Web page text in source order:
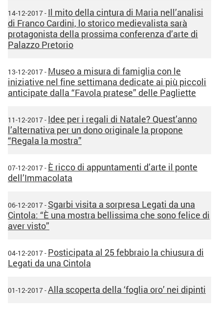
14-12-2017 - Il mito della cintura di Maria nell’analisi
di Franco Cardini, lo storico medievalista sarà
protagonista della prossima conferenza d’arte di
Palazzo Pretorio
13-12-2017 - Museo a misura di famiglia con le
iniziative nel fine settimana dedicate ai più piccoli
anticipate dalla “Favola pratese” delle Pagliette
11-12-2017 - Idee per i regali di Natale? Quest’anno
l’alternativa per un dono originale la propone
“Regala la mostra”
07-12-2017 - È ricco di appuntamenti d’arte il ponte
dell’Immacolata
06-12-2017 - Sgarbi visita a sorpresa Legati da una
Cintola: “È una mostra bellissima che sono felice di
aver visto”
04-12-2017 - Posticipata al 25 febbraio la chiusura di
Legati da una Cintola
01-12-2017 -Alla scoperta della ‘foglia oro’ nei dipinti